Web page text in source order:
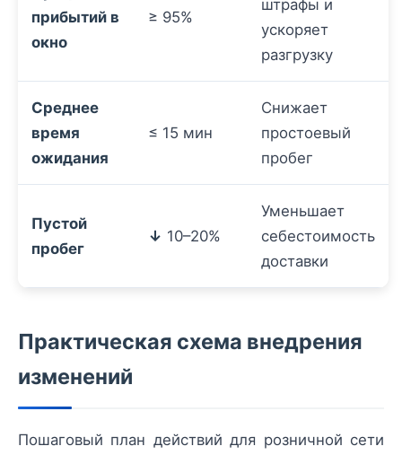
прибытий в
окно
≥ 95%
штрафы и
ускоряет
разгрузку
Среднее
время
ожидания
≤ 15 мин
Снижает
простоевый
пробег
Пустой
пробег
↓ 10–20%
Уменьшает
себестоимость
доставки
Практическая схема внедрения
изменений
Пошаговый план действий для розничной сети